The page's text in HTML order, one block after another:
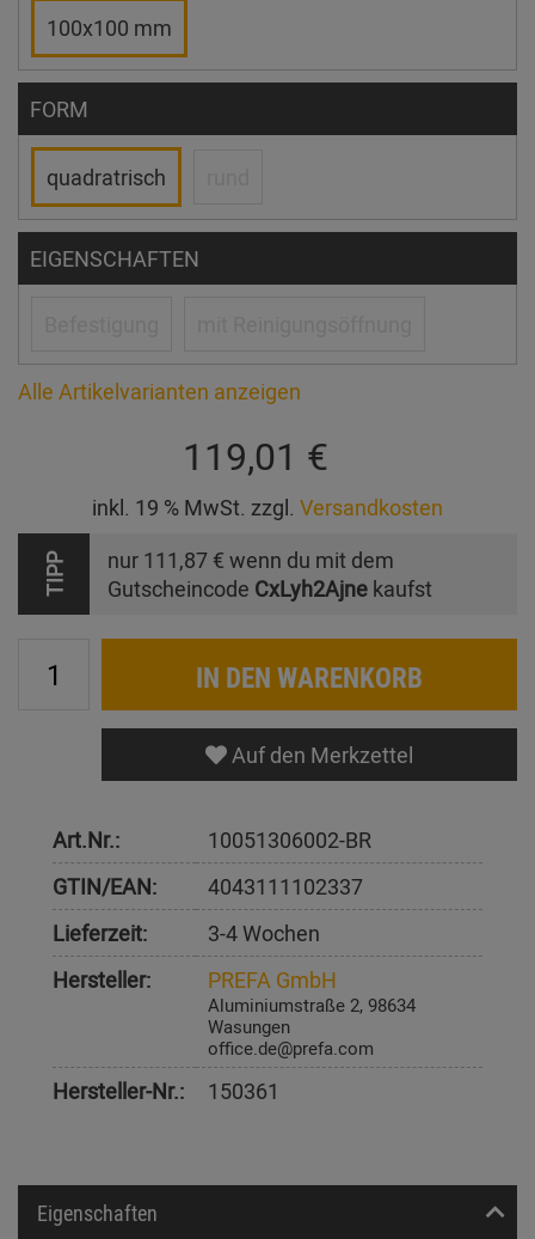
100x100 mm
FORM
quadratrisch
EIGENSCHAFTEN
Alle Artikelvarianten anzeigen
119,01 €
inkl. 19 % MwSt. zzgl. Versandkosten
TIPP nur 111,87 € wenn du mit dem
Gutscheincode CxLyh2Ajne kaufst
IN DEN WARENKORB
Auf den Merkzettel
Art.Nr.:
10051306002-BR
GTIN/EAN:
4043111102337
Lieferzeit:
3-4 Wochen
Hersteller:
PREFA GmbH
Aluminiumstraße 2, 98634
Wasungen
office.de@prefa.com
Hersteller-Nr.: 150361
Eigenschaften